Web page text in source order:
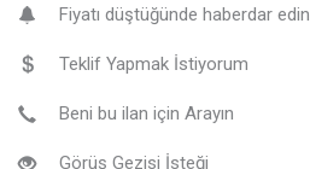
Fiyatı düştüğünde haberdar edin
Teklif Yapmak İstiyorum
Beni bu ilan için Arayın
Görüş Gezisi İsteği